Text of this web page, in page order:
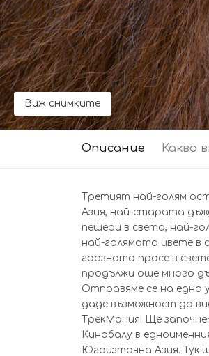
Виж снимките
Описание Какво
Третият най-голям
Азия, най-старата
пещери в света, най-
най-голямото цвете в
грозното прасе в
продължи още много
Отправяме се на едно
даде възможност да
ТрекМания! Ще
Кинабалу в
Югоизточна Азия. Тук